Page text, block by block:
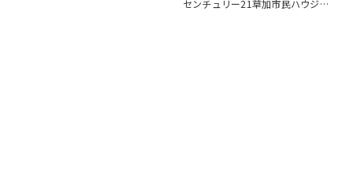
センチュリー21草加市民ハウジン